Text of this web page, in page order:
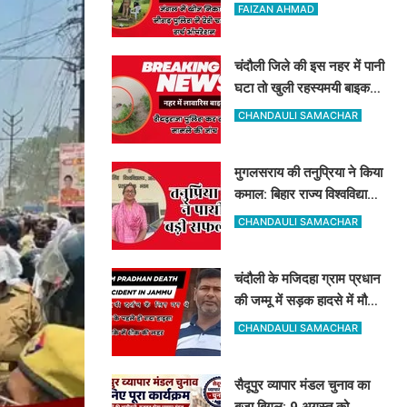
ने ड्रोन से खोज निकाला
FAIZAN AHMAD
चंदौली जिले की इस नहर में पानी
घटा तो खुली रहस्यमयी बाइक
और बोरे की पोल, इलाके में मचा
CHANDAULI SAMACHAR
मुगलसराय की तनुप्रिया ने किया
कमाल: बिहार राज्य विश्वविद्यालय
आयोग में बन गयीं असिस्टेंट
CHANDAULI SAMACHAR
चंदौली के मजिदहा ग्राम प्रधान
की जम्मू में सड़क हादसे में मौत,
गांव में मचा कोहराम
CHANDAULI SAMACHAR
सैदूपुर व्यापार मंडल चुनाव का